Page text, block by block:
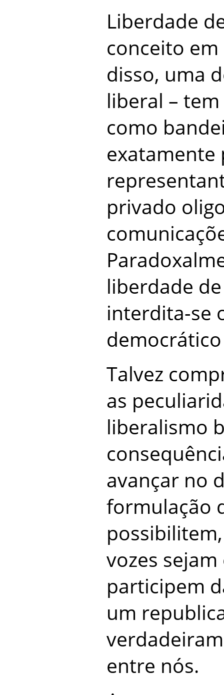
Liberdade
conceito
disso, uma
liberal –
como
exatamente
privado
liberdade
interdita-se
Talvez
as
liberalismo
avançar no
formulação
vozes
participem
um
entre nós.